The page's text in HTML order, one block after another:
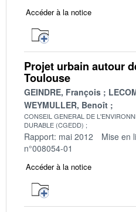
Accéder à la notice
Projet urbain autour
Toulouse
GEINDRE, François
WEYMULLER, Benoît
CONSEIL GENERAL DE
DURABLE (CGEDD)
Rapport: mai 2012 Mise en
n°008054-01
Accéder à la notice